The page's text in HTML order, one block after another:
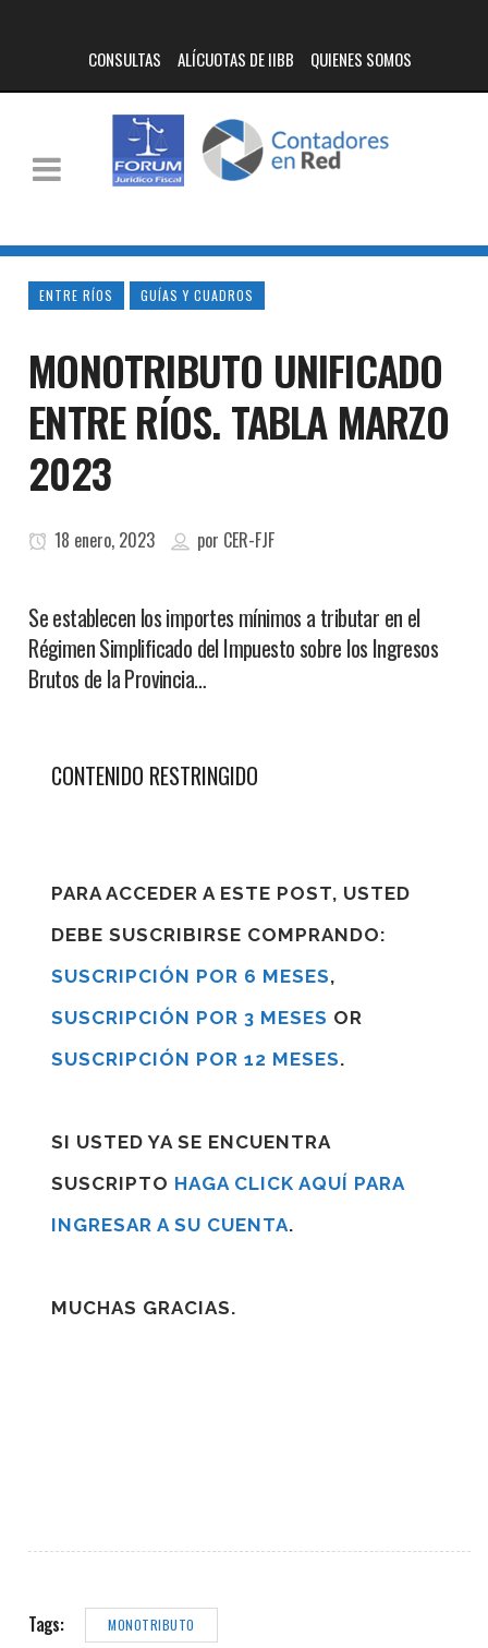
CONSULTAS ALÍCUOTAS DE IIBB QUIENES SOMOS
ENTRE RÍOS GUÍAS Y CUADROS
MONOTRIBUTO UNIFICADO
ENTRE RÍOS. TABLA MARZO
2023
18 enero, 2023 por CER-FJF
Se establecen los importes mínimos a tributar en el
Régimen Simplificado del Impuesto sobre los Ingresos
Brutos de la Provincia…
CONTENIDO RESTRINGIDO
PARA ACCEDER A ESTE POST, USTED
DEBE SUSCRIBIRSE COMPRANDO:
SUSCRIPCIÓN POR 6 MESES,
SUSCRIPCIÓN POR 3 MESES OR
SUSCRIPCIÓN POR 12 MESES.
SI USTED YA SE ENCUENTRA
SUSCRIPTO HAGA CLICK AQUÍ PARA
INGRESAR A SU CUENTA.
MUCHAS GRACIAS.
Tags: MONOTRIBUTO